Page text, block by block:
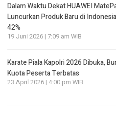
Dalam Waktu Dekat HUAWEI
Luncurkan Produk Baru di
42%
19 Juni 2026 | 7:09 am WIB
Karate Piala Kapolri 2026 Dibuka,
Kuota Peserta Terbatas
23 April 2026 | 4:00 pm WIB